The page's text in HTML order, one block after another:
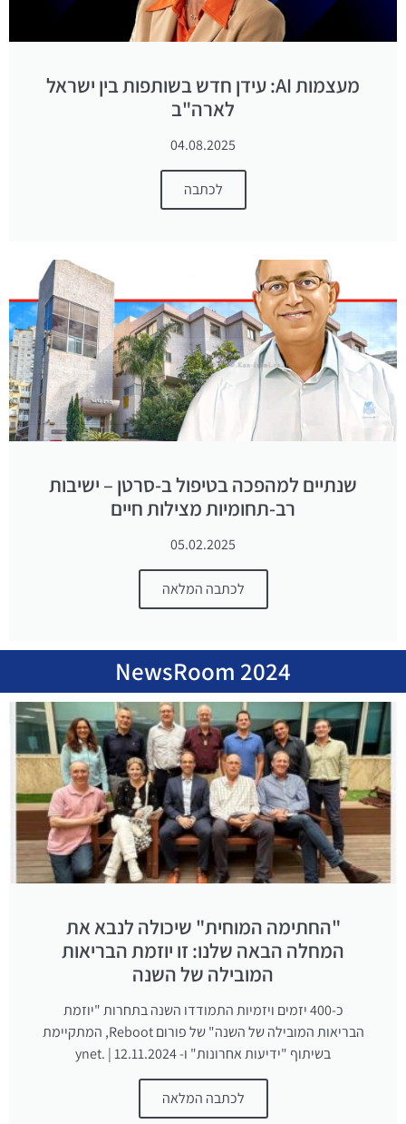
מעצמות AI: עידן חדש בשותפות בין ישראל
לארה"ב
04.08.2025
לכתבה
שנתיים למהפכה בטיפול ב-סרטן – ישיבות
רב-תחומיות מצילות חיים
05.02.2025
לכתבה המלאה
NewsRoom 2024
"החתימה המוחית" שיכולה לנבא את
המחלה הבאה שלנו: זו יוזמת הבריאות
המובילה של השנה
כ-400 יזמים ויזמיות התמודדו השנה בתחרות "יוזמת
הבריאות המובילה של השנה" של פורום Reboot, המתקיימת
בשיתוף "ידיעות אחרונות" ו- ynet. | 12.11.2024
לכתבה המלאה